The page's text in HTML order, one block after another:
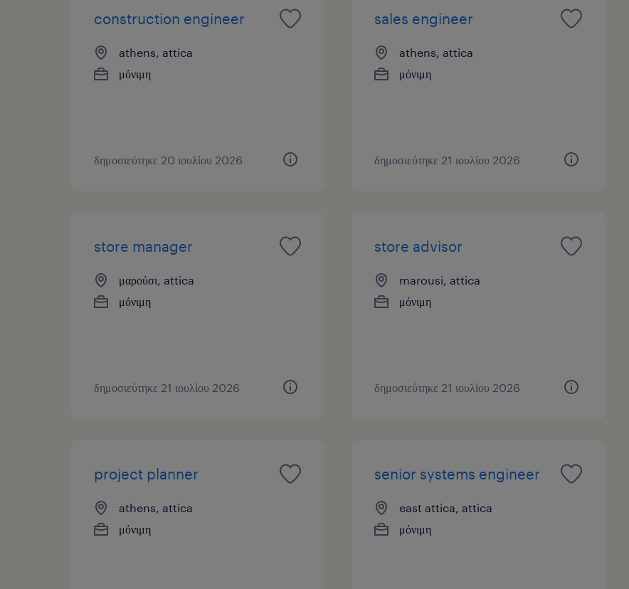
construction engineer
athens, attica
μόνιμη
δημοσιεύτηκε 20 ιουλίου 2026
sales engineer
athens, attica
μόνιμη
δημοσιεύτηκε 21 ιουλίου 2026
store manager
μαρούσι, attica
μόνιμη
δημοσιεύτηκε 21 ιουλίου 2026
store advisor
marousi, attica
μόνιμη
δημοσιεύτηκε 21 ιουλίου 2026
project planner
athens, attica
μόνιμη
senior systems engineer
east attica, attica
μόνιμη